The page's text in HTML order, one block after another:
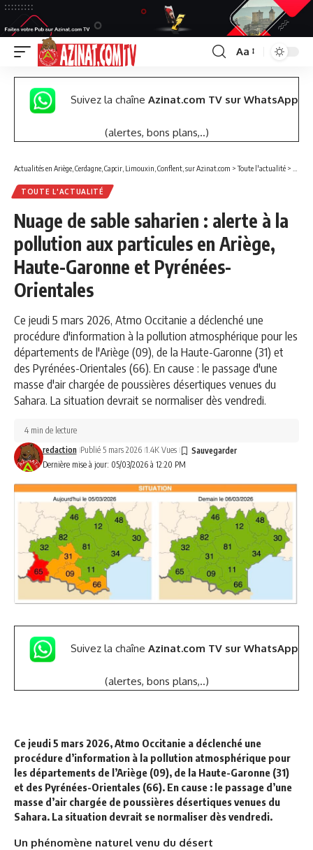
Font
Resizer
Aa
Suivez la chaîne Azinat.com TV sur WhatsApp
(alertes, bons plans,..)
Actualités en Ariège, Cerdagne, Capcir, Limouxin, Conflent, sur Azinat.com >Toute l'actualité >
TOUTE L'ACTUALITÉ
Nuage de sable saharien : alerte à la
pollution aux particules en Ariège,
Haute-Garonne et Pyrénées-
Orientales
Ce jeudi 5 mars 2026, Atmo Occitanie a déclenché une
procédure d'information à la pollution atmosphérique pour les
départements de l'Ariège (09), de la Haute-Garonne (31) et
des Pyrénées-Orientales (66). En cause : le passage d'une
masse d'air chargée de poussières désertiques venues du
Sahara. La situation devrait se normaliser dès vendredi.
Dernière mise à jour: 05/03/2026 à 12:20 PM
redaction Publié 5 mars 2026 1.4K Vues
4 min de lecture
Suivez la chaîne Azinat.com TV sur WhatsApp
(alertes, bons plans,..)
Ce jeudi 5 mars 2026, Atmo Occitanie a déclenché une
procédure d’information à la pollution atmosphérique pour
les départements de l’Ariège (09), de la Haute-Garonne (31)
et des Pyrénées-Orientales (66). En cause : le passage d’une
masse d’air chargée de poussières désertiques venues du
Sahara. La situation devrait se normaliser dès vendredi.
Un phénomène naturel venu du désert